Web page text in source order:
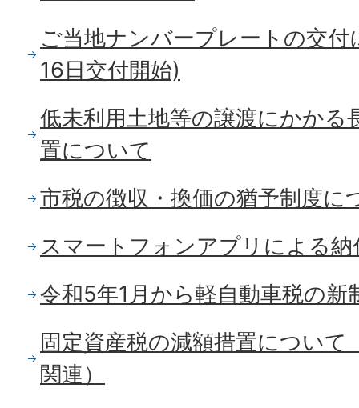
ご当地ナンバープレートの交
16日交付開始)
低未利用土地等の譲渡にかかる
置について
市税の徴収・換価の猶予制度に
スマートフォンアプリによる
令和5年1月から軽自動車税の新
固定資産税の減額措置について
関連）